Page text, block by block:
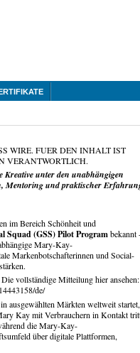
WIRE. FUER DEN INHALT IST
VERANTWORTLICH.
Kreative unter den unabhängigen
Mentoring und praktischer
im Bereich Schönheit und
Squad (GSS) Pilot Programbekannt
Mary-Kay-
Markenbotschafterinnen und Social-
vollständige Mitteilung hier ansehen:
de/
ausgewählten Märkten weltweit startet,
Kay mit Verbrauchern in Kontakt
die Mary-Kay-
über digitale Plattformen,